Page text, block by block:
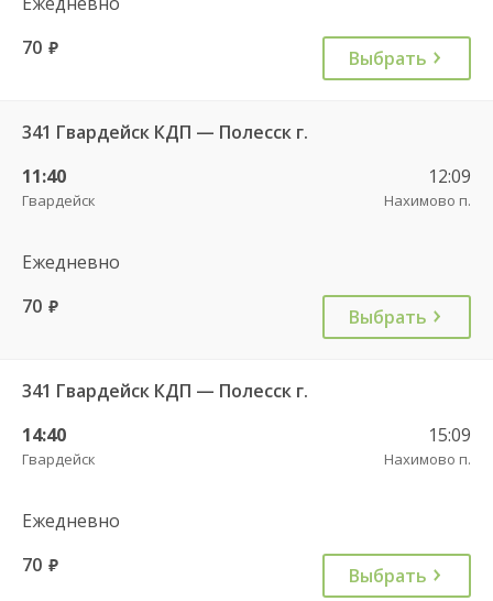
70 руб. Выбрать
341 Гвардейск КДП — Полесск г.
11:40
Гвардейск
12:09
Нахимово п.
Ежедневно
70 руб. Выбрать
341 Гвардейск КДП — Полесск г.
14:40
Гвардейск
15:09
Нахимово п.
Ежедневно
70 руб. Выбрать